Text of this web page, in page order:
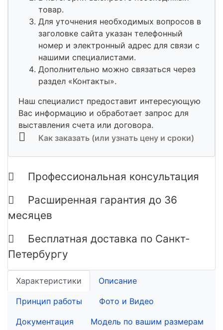
товар.
Для уточнения необходимых вопросов в
заголовке сайта указан телефонный
номер и электронный адрес для связи с
нашими специалистами.
Дополнительно можно связаться через
раздел «Контакты».
Наш специалист предоставит интересующую
Вас информацию и обработает запрос для
выставления счета или договора.
Как заказать (или узнать цену и сроки)
Профессиональная консультация
Расширенная гарантия до 36
месяцев
Бесплатная доставка по Санкт-
Петербургу
Характеристики Описание
Принцип работы Фото и Видео
Документация Модель по вашим размерам